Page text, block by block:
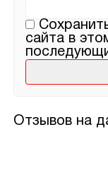
Отзывов на
сайта в